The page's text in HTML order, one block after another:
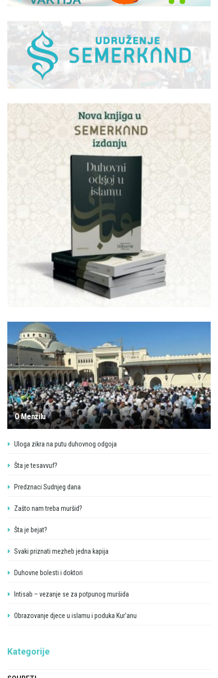
O Menzilu
Uloga zikra na putu duhovnog odgoja
Šta je tesavvuf?
Predznaci Sudnjeg dana
Zašto nam treba muršid?
Šta je bejat?
Svaki priznati mezheb jedna kapija
Duhovne bolesti i doktori
Intisab – vezanje se za potpunog muršida
Obrazovanje djece u islamu i poduka Kur’anu
Kategorije